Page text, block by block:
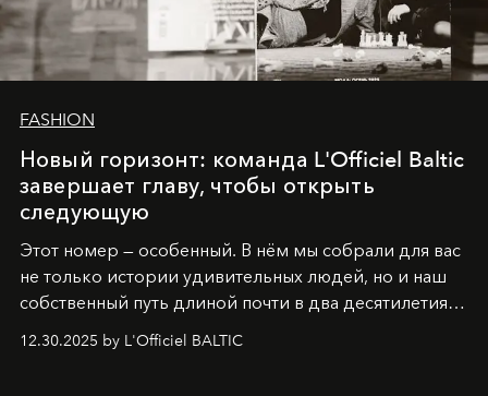
FASHION
Новый горизонт: команда L'Officiel Baltic
завершает главу, чтобы открыть
следующую
Этот номер — особенный. В нём мы собрали для вас
не только истории удивительных людей, но и наш
собственный путь длиной почти в два десятилетия.
Вместо привычного подведения итогов мы от всей
души говорим спасибо каждому, кто был с нами все
12.30.2025 by L'Officiel BALTIC